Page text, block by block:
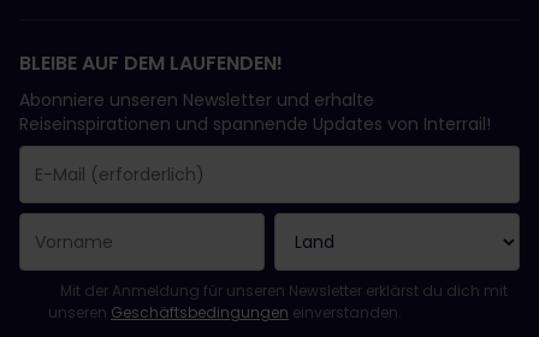
BLEIBE AUF DEM LAUFENDEN!
Abonniere unseren Newsletter und erhalte
Reiseinspirationen und spannende Updates von Interrail!
Sie haben sich erfolgreich angemeldet.
Das Feld „E-Mail-Adresse“ ist ein Pflichtfeld!
Diese E-Mail-Adresse ist ungültig!
Beim Abonnieren des Newsletters ist ein Fehler aufgetreten.
Du hast diesen Newsletter bereits abonniert!
Bitte stimme den Allgemeinen Geschäftsbedingungen zu, um
Mit der Anmeldung für unseren Newsletter erklärst du dich mit
unseren Geschäftsbedingungen einverstanden.